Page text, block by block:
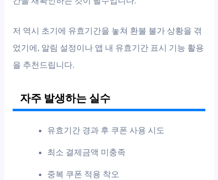
저 역시 초기에 유효기간을 놓쳐 환불 불가 상황을 겪
었기에, 알림 설정이나 앱 내 유효기간 표시 기능 활용
을 추천드립니다.
자주 발생하는 실수
유효기간 경과 후 쿠폰 사용 시도
최소 결제금액 미충족
중복 쿠폰 적용 착오